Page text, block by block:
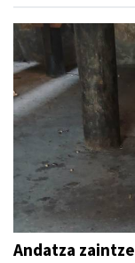
Andatza